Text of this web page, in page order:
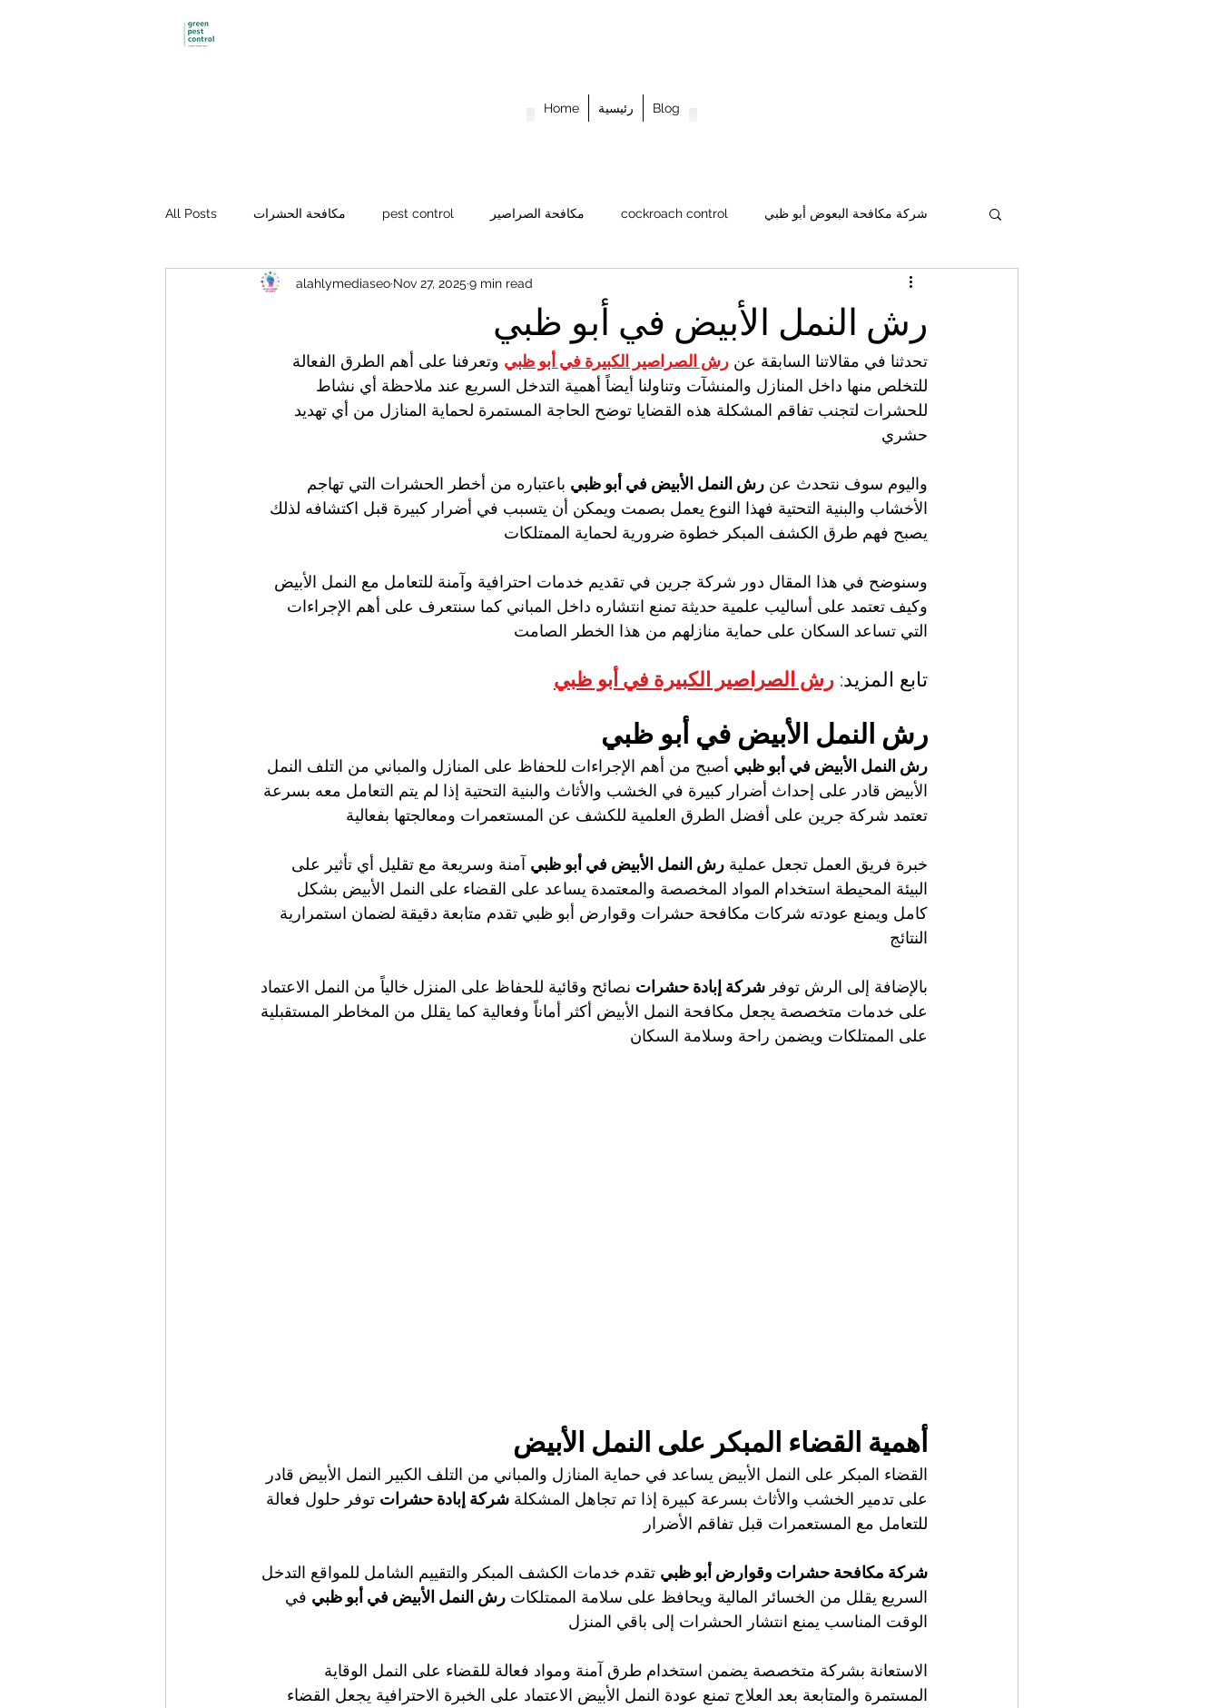
Home رئيسية Blog
All Posts مكافحة الحشرات pest control مكافحة الصراصير cockroach control شركة مكافحة البعوض أبو ظبي
Mosquito control مكافحة الفئران Rat control
رش النمل الأبيض في أبو ظبي
alahlymediaseo Nov 27, 2025 9 min read
تحدثنا في مقالاتنا السابقة عن رش الصراصير الكبيرة في أبو ظبي وتعرفنا على أهم الطرق الفعالة
للتخلص منها داخل المنازل والمنشآت وتناولنا أيضاً أهمية التدخل السريع عند ملاحظة أي نشاط
للحشرات لتجنب تفاقم المشكلة هذه القضايا توضح الحاجة المستمرة لحماية المنازل من أي تهديد
حشري
واليوم سوف نتحدث عن رش النمل الأبيض في أبو ظبي باعتباره من أخطر الحشرات التي تهاجم
الأخشاب والبنية التحتية فهذا النوع يعمل بصمت ويمكن أن يتسبب في أضرار كبيرة قبل اكتشافه لذلك
يصبح فهم طرق الكشف المبكر خطوة ضرورية لحماية الممتلكات
وسنوضح في هذا المقال دور شركة جرين في تقديم خدمات احترافية وآمنة للتعامل مع النمل الأبيض
وكيف تعتمد على أساليب علمية حديثة تمنع انتشاره داخل المباني كما سنتعرف على أهم الإجراءات
التي تساعد السكان على حماية منازلهم من هذا الخطر الصامت
تابع المزيد: رش الصراصير الكبيرة في أبو ظبي
رش النمل الأبيض في أبو ظبي
رش النمل الأبيض في أبو ظبي أصبح من أهم الإجراءات للحفاظ على المنازل والمباني من التلف النمل
الأبيض قادر على إحداث أضرار كبيرة في الخشب والأثاث والبنية التحتية إذا لم يتم التعامل معه بسرعة
تعتمد شركة جرين على أفضل الطرق العلمية للكشف عن المستعمرات ومعالجتها بفعالية
خبرة فريق العمل تجعل عملية رش النمل الأبيض في أبو ظبي آمنة وسريعة مع تقليل أي تأثير على
البيئة المحيطة استخدام المواد المخصصة والمعتمدة يساعد على القضاء على النمل الأبيض بشكل
كامل ويمنع عودته شركات مكافحة حشرات وقوارض أبو ظبي تقدم متابعة دقيقة لضمان استمرارية
النتائج
بالإضافة إلى الرش توفر شركة إبادة حشرات نصائح وقائية للحفاظ على المنزل خالياً من النمل الاعتماد
على خدمات متخصصة يجعل مكافحة النمل الأبيض أكثر أماناً وفعالية كما يقلل من المخاطر المستقبلية
على الممتلكات ويضمن راحة وسلامة السكان
أهمية القضاء المبكر على النمل الأبيض
القضاء المبكر على النمل الأبيض يساعد في حماية المنازل والمباني من التلف الكبير النمل الأبيض قادر
على تدمير الخشب والأثاث بسرعة كبيرة إذا تم تجاهل المشكلة شركة إبادة حشرات توفر حلول فعالة
للتعامل مع المستعمرات قبل تفاقم الأضرار
شركة مكافحة حشرات وقوارض أبو ظبي تقدم خدمات الكشف المبكر والتقييم الشامل للمواقع التدخل
السريع يقلل من الخسائر المالية ويحافظ على سلامة الممتلكات رش النمل الأبيض في أبو ظبي في
الوقت المناسب يمنع انتشار الحشرات إلى باقي المنزل
الاستعانة بشركة متخصصة يضمن استخدام طرق آمنة ومواد فعالة للقضاء على النمل الوقاية
المستمرة والمتابعة بعد العلاج تمنع عودة النمل الأبيض الاعتماد على الخبرة الاحترافية يجعل القضاء